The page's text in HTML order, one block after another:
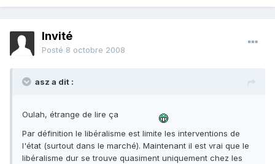
Invité
Posté 8 octobre 2008
asz a dit :
Oulah, étrange de lire ça
Par définition le libéralisme est limite les interventions de
l'état (surtout dans le marché). Maintenant il est vrai que le
libéralisme dur se trouve quasiment uniquement chez les